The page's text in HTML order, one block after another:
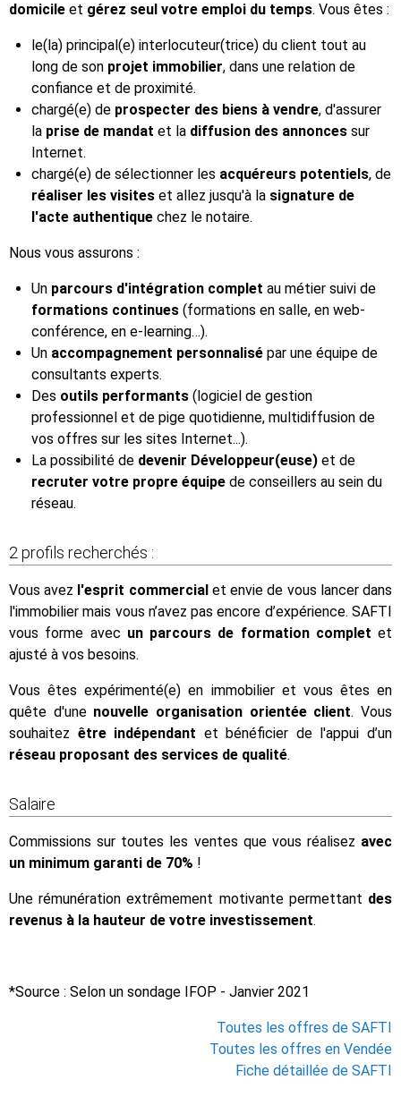
domicile et gérez seul votre emploi du temps. Vous êtes :
le(la) principal(e) interlocuteur(trice) du client tout au
long de son projet immobilier, dans une relation de
confiance et de proximité.
chargé(e) de prospecter des biens à vendre, d'assurer
la prise de mandat et la diffusion des annonces sur
Internet.
chargé(e) de sélectionner les acquéreurs potentiels, de
réaliser les visites et allez jusqu'à la signature de
l'acte authentique chez le notaire.
Nous vous assurons :
Un parcours d'intégration complet au métier suivi de
formations continues (formations en salle, en web-
conférence, en e-learning…).
Un accompagnement personnalisé par une équipe de
consultants experts.
Des outils performants (logiciel de gestion
professionnel et de pige quotidienne, multidiffusion de
vos offres sur les sites Internet...).
La possibilité de devenir Développeur(euse) et de
recruter votre propre équipe de conseillers au sein du
réseau.
2 profils recherchés :
Vous avez l'esprit commercialet envie de vous lancer dans
l'immobilier mais vous n’avez pas encore d’expérience. SAFTI
vous forme avec un parcours de formation complet et
ajusté à vos besoins.
Vous êtes expérimenté(e) en immobilier et vous êtes en
quête d'une nouvelle organisation orientée client. Vous
souhaitez être indépendant et bénéficier de l'appui d’un
réseau proposant des services de qualité.
Salaire
Commissions sur toutes les ventes que vous réalisez avec
un minimum garanti de 70% !
Une rémunération extrêmement motivante permettant des
revenus à la hauteur de votre investissement.
*Source : Selon un sondage IFOP - Janvier 2021
Toutes les offres de SAFTI
Toutes les offres en Vendée
Fiche détaillée de SAFTI